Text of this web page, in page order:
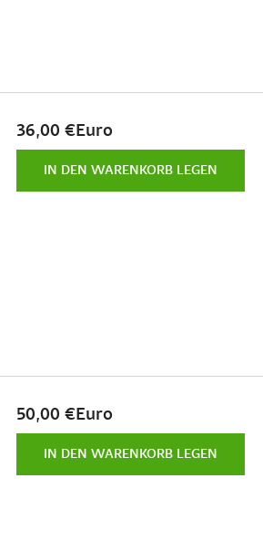
36,00 €Euro
IN DEN WARENKORB LEGEN
50,00 €Euro
IN DEN WARENKORB LEGEN